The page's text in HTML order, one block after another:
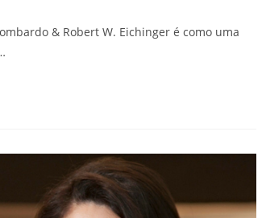
& Robert W. Eichinger é como uma